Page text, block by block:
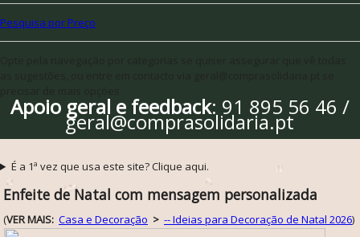
Pesquisa por Preço
Apoio geral e feedback: 91 895 56 46 /
geral@comprasolidaria.pt
É a 1ª vez que usa este site? Clique aqui.
Enfeite de Natal com mensagem personalizada
(VER MAIS: Casa e Decoração > -- Ideias para Decoração de Natal 2026)